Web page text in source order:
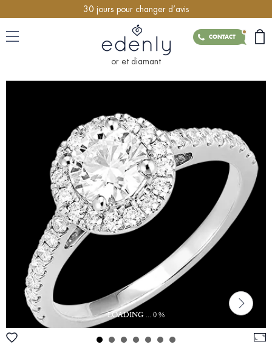
30 jours pour changer d’avis
CONTACT
or et diamant
LOADING ... 0 %